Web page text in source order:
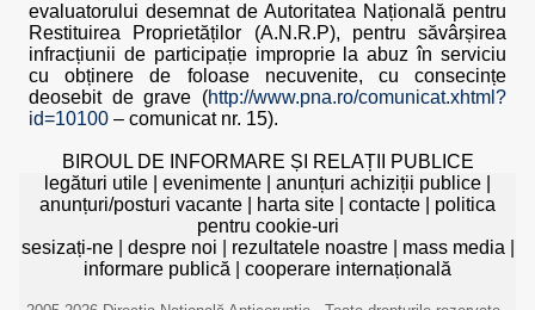
evaluatorului desemnat de Autoritatea Națională pentru
Restituirea Proprietăților (A.N.R.P), pentru săvârșirea
infracțiunii de participație improprie la abuz în serviciu
cu obținere de foloase necuvenite, cu consecințe
deosebit de grave (http://www.pna.ro/comunicat.xhtml?
id=10100 – comunicat nr. 15).
BIROUL DE INFORMARE ȘI RELAȚII PUBLICE
legături utile
evenimente anunțuri achiziții publice
anunțuri/posturi vacante
harta site contacte
politica
pentru cookie-uri
sesizați-ne| despre noi rezultatele noastre| mass media
informare publică
cooperare internațională